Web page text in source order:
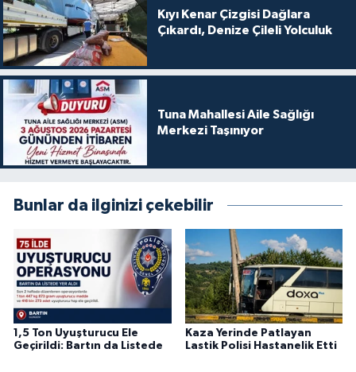
Kıyı Kenar Çizgisi Dağlara
Çıkardı, Denize Çileli Yolculuk
Tuna Mahallesi Aile Sağlığı
Merkezi Taşınıyor
Bunlar da ilginizi çekebilir
1,5 Ton Uyuşturucu Ele
Geçirildi: Bartın da Listede
Kaza Yerinde Patlayan
Lastik Polisi Hastanelik Etti